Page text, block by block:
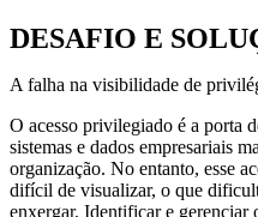
DESAFIO E
A falha na visibilidade de
O acesso privilegiado é a porta
sistemas e dados empresariais
organização. No entanto, esse
difícil de visualizar, o que
enxergar. Identificar e gerenciar